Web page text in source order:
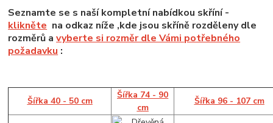
Seznamte se s naší kompletní nabídkou skříní -
klikněte na odkaz níže ,kde jsou skříně rozděleny dle
rozměrů avyberte si rozměr dle Vámi potřebného
požadavku :
Šířka 40 - 50 cm
Šířka 74 - 90
cm
Šířka 96 - 107 cm